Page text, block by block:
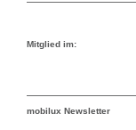
Mitglied im:
mobilux Newsletter